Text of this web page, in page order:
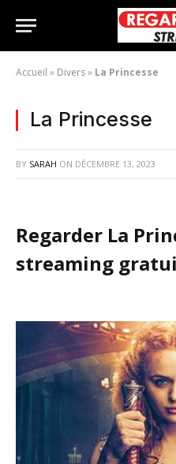
Accueil » Divers» La Princesse
La Princesse
BY SARAH ON DÉCEMBRE 13, 2023
Regarder La
streaming